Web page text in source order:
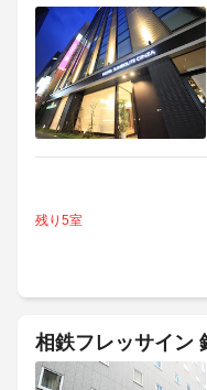
残り5室
相鉄フレッサイン